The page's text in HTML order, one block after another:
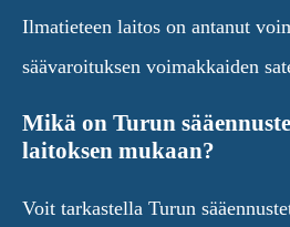
Ilmatieteen laitos on antanut
säävaroituksen voimakkaiden
Mikä on Turun
laitoksen mukaan?
Voit tarkastella Turun